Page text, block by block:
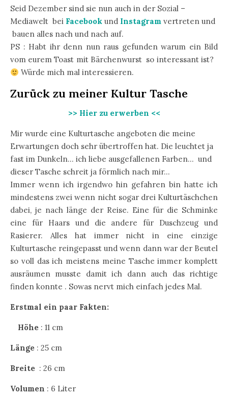
Seid Dezember sind sie nun auch in der Sozial –
Mediawelt bei Facebook und Instagram vertreten und
bauen alles nach und nach auf.
PS : Habt ihr denn nun raus gefunden warum ein Bild
vom eurem Toast mit Bärchenwurst so interessant ist?
Würde mich mal interessieren.
Zurück zu meiner Kultur Tasche
>> Hier zu erwerben <<
Mir wurde eine Kulturtasche angeboten die meine
Erwartungen doch sehr übertroffen hat. Die leuchtet ja
fast im Dunkeln… ich liebe ausgefallenen Farben… und
dieser Tasche schreit ja förmlich nach mir…
Immer wenn ich irgendwo hin gefahren bin hatte ich
mindestens zwei wenn nicht sogar drei Kulturtäschchen
dabei, je nach länge der Reise. Eine für die Schminke
eine für Haars und die andere für Duschzeug und
Rasierer. Alles hat immer nicht in eine einzige
Kulturtasche reingepasst und wenn dann war der Beutel
so voll das ich meistens meine Tasche immer komplett
ausräumen musste damit ich dann auch das richtige
finden konnte . Sowas nervt mich einfach jedes Mal.
Erstmal ein paar Fakten:
Höhe : 11 cm
Länge : 25 cm
Breite : 26 cm
Volumen : 6 Liter